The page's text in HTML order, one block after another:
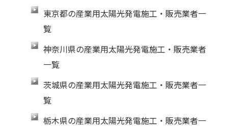
東京都の産業用太陽光発電施工・販売業者一
覧
神奈川県の産業用太陽光発電施工・販売業者
一覧
茨城県の産業用太陽光発電施工・販売業者一
覧
栃木県の産業用太陽光発電施工・販売業者一